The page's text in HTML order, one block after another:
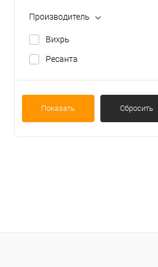
Производитель
Вихрь
Ресанта
Показать Сбросить